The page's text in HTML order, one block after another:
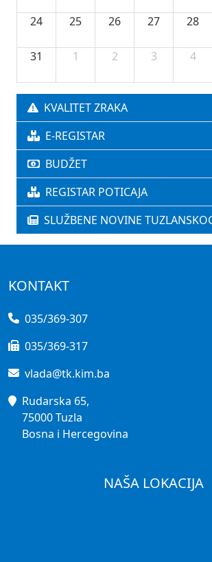
24 25 26 27 28
31 1 2 3 4
KVALITET ZRAKA
E-REGISTAR
BUDŽET
REGISTAR POTICAJA
SLUŽBENE NOVINE
KONTAKT
035/369-307
035/369-317
vlada@tk.kim.ba
Rudarska 65,
75000 Tuzla
Bosna i Hercegovina
NAŠA LOKACIJA